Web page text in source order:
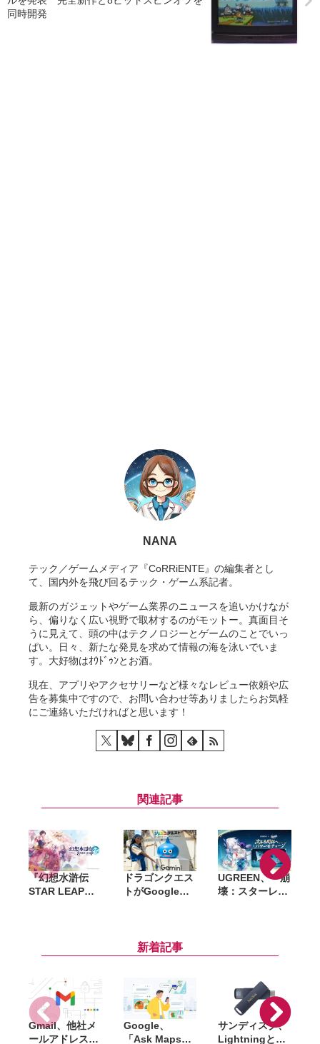
同時開発
NANA
テック／ゲームメディア『CoRRiENTE』の編集者とし
て、国内外を飛び回るテック・ゲーム系記者。
最新のガジェットやゲーム業界のニュースを追いかけなが
ら、偏りなく広い視野で取材するのがモットー。真面目そ
うに見えて、頭の中はテクノロジーとゲームのことでいっ
ぱい。日々、新たな発見を求めて情報の海を泳いでいま
す。大好物はｵｳﾄﾞｩﾝとお酒。
現在、アプリやアクセサリーなど様々なレビュー依頼や広
告を募集中ですので、お問い合わせ等ありましたらお気軽
にご連絡いただければと思います！
関連記事
『幻想水滸伝
STAR LEAP』8
ドラゴンクエス
トがGoogle
ベント「ジェミ
ニクエスト」を
UGREEN、『崩
壊：スターレイ
ギフトBOXも展
新着記事
Gmail、他社メ
ールアドレスを
Google、
「Ask Maps」
サンディスク、
Lightningと